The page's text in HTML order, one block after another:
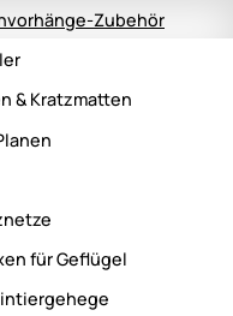
Zubehör
& Kratzmatten
für Geflügel